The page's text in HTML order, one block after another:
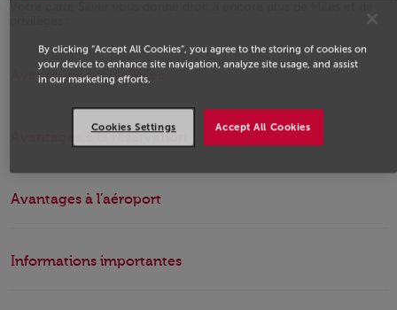
Avantages sur les Miles
Avantages à la réservation
Avantages à l’aéroport
Informations importantes
By clicking “Accept All Cookies”, you agree to the storing of cookies on
your device to enhance site navigation, analyze site usage, and assist
in our marketing efforts.
Accept All Cookies
Cookies Settings